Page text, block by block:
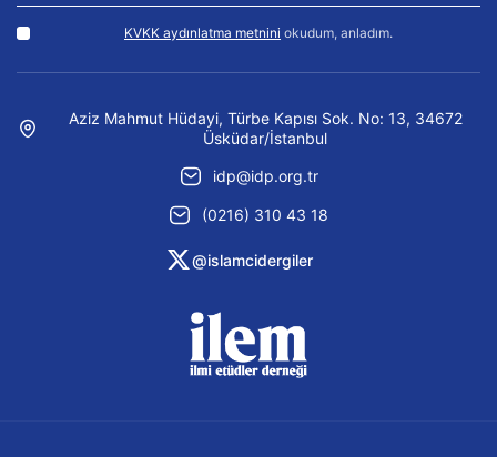
KVKK aydınlatma metnini okudum, anladım.
Aziz Mahmut Hüdayi, Türbe Kapısı Sok. No: 13, 34672
Üsküdar/İstanbul
idp@idp.org.tr
(0216) 310 43 18
@islamcidergiler